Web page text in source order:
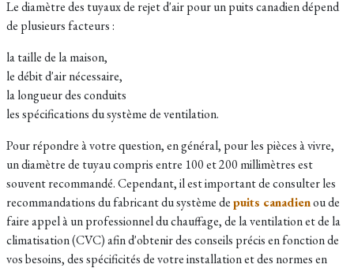
Le diamètre des tuyaux de rejet d'air pour un puits canadien dépend
de plusieurs facteurs :
la taille de la maison,
le débit d'air nécessaire,
la longueur des conduits
les spécifications du système de ventilation.
Pour répondre à votre question, en général, pour les pièces à vivre,
un diamètre de tuyau compris entre 100 et 200 millimètres est
souvent recommandé. Cependant, il est important de consulter les
recommandations du fabricant du système depuits canadienou de
faire appel à un professionnel du chauffage, de la ventilation et de la
climatisation (CVC) afin d'obtenir des conseils précis en fonction de
vos besoins, des spécificités de votre installation et des normes en